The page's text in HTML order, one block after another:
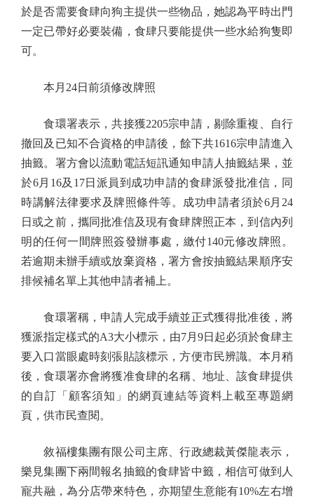
於是否需要食肆向狗主提供一些物品，她認為平時出門
一定已帶好必要裝備，食肆只要能提供一些水給狗隻即
可。
本月24日前須修改牌照
食環署表示，共接獲2205宗申請，剔除重複、自行
撤回及已知不合資格的申請後，餘下共1616宗申請進入
抽籤。署方會以流動電話短訊通知申請人抽籤結果，並
於6月16及17日派員到成功申請的食肆派發批准信，同
時講解法律要求及牌照條件等。成功申請者須於6月24
日或之前，攜同批准信及現有食肆牌照正本，到信內列
明的任何一間牌照簽發辦事處，繳付140元修改牌照。
若逾期未辦手續或放棄資格，署方會按抽籤結果順序安
排候補名單上其他申請者補上。
食環署稱，申請人完成手續並正式獲得批准後，將
獲派指定樣式的A3大小標示，由7月9日起必須於食肆主
要入口當眼處時刻張貼該標示，方便市民辨識。本月稍
後，食環署亦會將獲准食肆的名稱、地址、該食肆提供
的自訂「顧客須知」的網頁連結等資料上載至專題網
頁，供市民查閱。
敘福樓集團有限公司主席、行政總裁黃傑龍表示，
樂見集團下兩間報名抽籤的食肆皆中籤，相信可做到人
寵共融，為分店帶來特色，亦期望生意能有10%左右增